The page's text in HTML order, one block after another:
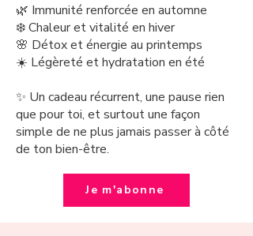
🌿 Immunité renforcée en automne
❄️ Chaleur et vitalité en hiver
🌸 Détox et énergie au printemps
☀️ Légèreté et hydratation en été
✨ Un cadeau récurrent, une pause rien
que pour toi, et surtout une façon
simple de ne plus jamais passer à côté
de ton bien-être.
Je m'abonne